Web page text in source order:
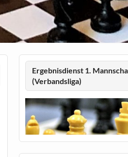
Ergebnisdienst 1.
(Verbandsliga)